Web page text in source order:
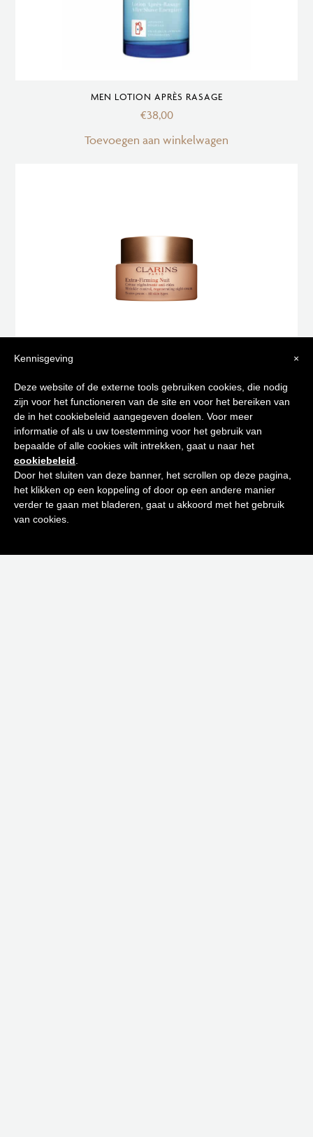
MEN LOTION APRÈS RASAGE
€38,00
Toevoegen aan winkelwagen
EXTRA FIRMING NUIT TOUTES PEAUX
€ 90,00
Toevoegen aan winkelwagen
Tips voor
een stralende huid
Schrijf je in op onze nieuwsbrief en
ontvang de beste tips en promoties
Inschrijven
×
Kennisgeving
Deze website of de externe tools gebruiken cookies, die nodig
zijn voor het functioneren van de site en voor het bereiken van
de in het cookiebeleid aangegeven doelen. Voor meer
informatie of als u uw toestemming voor het gebruik van
bepaalde of alle cookies wilt intrekken, gaat u naar het
cookiebeleid
Door het sluiten van deze banner, het scrollen op deze pagina,
het klikken op een koppeling of door op een andere manier
verder te gaan met bladeren, gaat u akkoord met het gebruik
van cookies.